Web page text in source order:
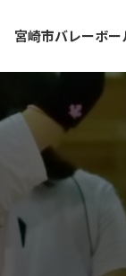
宮崎市バレーボー